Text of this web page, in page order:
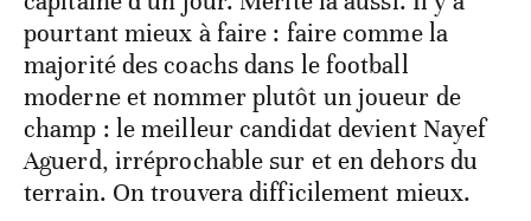
pourtant mieux à faire : faire comme la
majorité des coachs dans le football
moderne et nommer plutôt un joueur de
champ : le meilleur candidat devient Nayef
Aguerd, irréprochable sur et en dehors du
terrain. On trouvera difficilement mieux.